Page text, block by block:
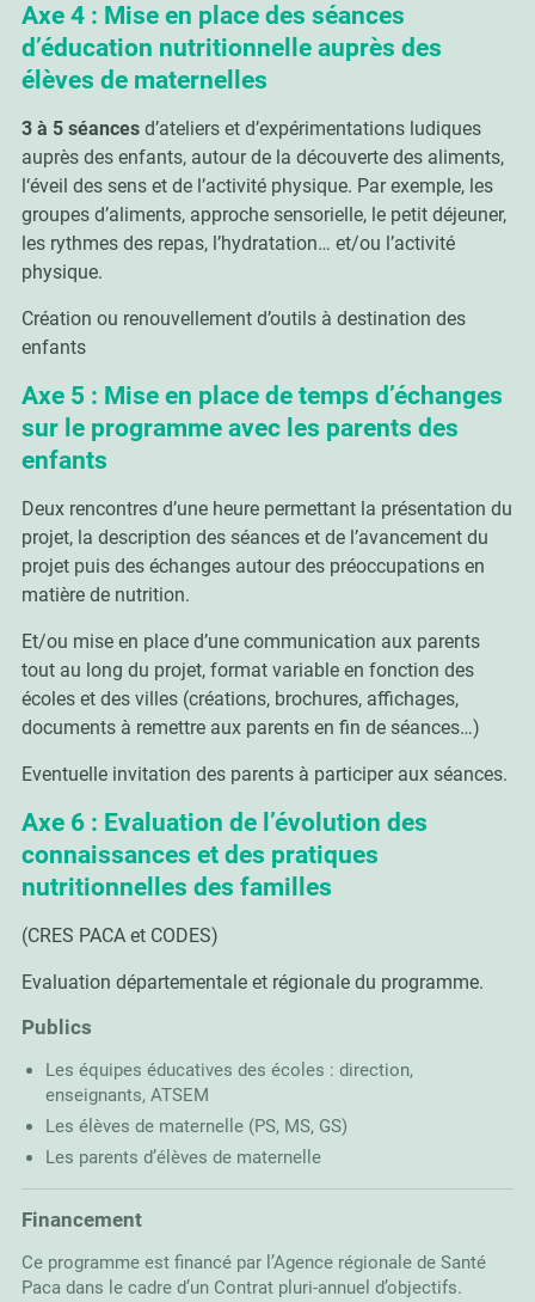
Axe 4 : Mise en place des séances
d’éducation nutritionnelle auprès des
élèves de maternelles
3 à 5 séancesd’ateliers et d’expérimentations ludiques
auprès des enfants, autour de la découverte des aliments,
l‘éveil des sens et de l’activité physique. Par exemple, les
groupes d’aliments, approche sensorielle, le petit déjeuner,
les rythmes des repas, l’hydratation… et/ou l’activité
physique.
Création ou renouvellement d’outils à destination des
enfants
Axe 5 : Mise en place de temps d’échanges
sur le programme avec les parents des
enfants
Deux rencontres d’une heure permettant la présentation du
projet, la description des séances et de l’avancement du
projet puis des échanges autour des préoccupations en
matière de nutrition.
Et/ou mise en place d’une communication aux parents
tout au long du projet, format variable en fonction des
écoles et des villes (créations, brochures, affichages,
documents à remettre aux parents en fin de séances…)
Eventuelle invitation des parents à participer aux séances.
Axe 6 : Evaluation de l’évolution des
connaissances et des pratiques
nutritionnelles des familles
(CRES PACA et CODES)
Evaluation départementale et régionale du programme.
Publics
Les équipes éducatives des écoles : direction,
enseignants, ATSEM
Les élèves de maternelle (PS, MS, GS)
Les parents d’élèves de maternelle
Financement
Ce programme est financé par l’Agence régionale de Santé
Paca dans le cadre d’un Contrat pluri-annuel d’objectifs.